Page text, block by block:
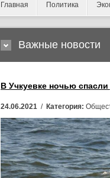
Главная Политика
Важные новости
В Учкуевке ночью
24.06.2021 / Категория: